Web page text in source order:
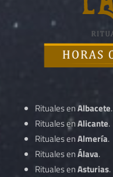
Rituales enAlbacete.
Rituales enAlicante.
Rituales enAlmería.
Rituales enÁlava.
Rituales enAsturias.